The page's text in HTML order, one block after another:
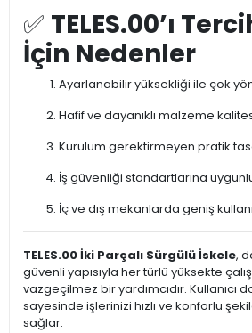
✅ TELES.00’ı
İçin Nedenler
Ayarlanabilir yüksekliği ile çok
Hafif ve dayanıklı malzeme
Kurulum gerektirmeyen pratik
İş güvenliği standartlarına
İç ve dış mekanlarda geniş
TELES.00 İki Parçalı Sürgülü İskele,
güvenli yapısıyla her türlü yüksekte
vazgeçilmez bir yardımcıdır. Kullanıcı
sayesinde işlerinizi hızlı ve konforlu
sağlar.